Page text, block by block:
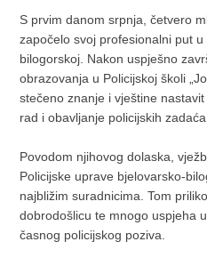
S prvim danom srpnja, četvero
započelo svoj profesionalni put
bilogorskoj. Nakon uspješno
obrazovanja u Policijskoj školi
stečeno znanje i vještine
rad i obavljanje policijskih
Povodom njihovog dolaska,
Policijske uprave bjelovarsko-
najbližim suradnicima. Tom
dobrodošlicu te mnogo uspjeha
časnog policijskog poziva.